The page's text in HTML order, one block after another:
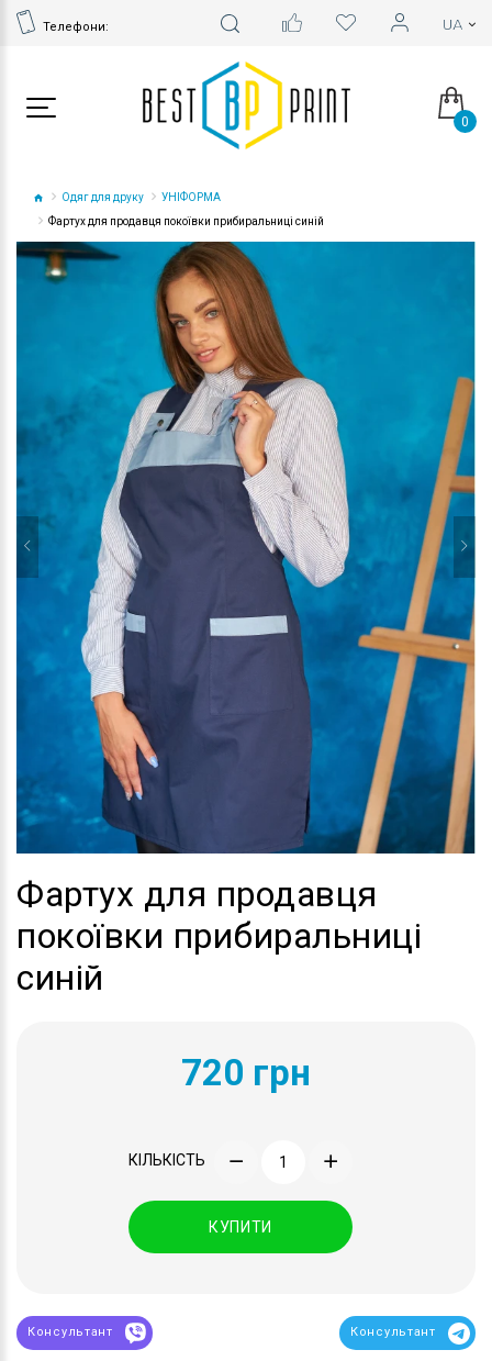
Телефони:
0
Одяг для друку
УНІФОРМА
Фартух для продавця покоївки прибиральниці синій
Фартух для продавця
покоївки прибиральниці
синій
720 грн
КІЛЬКІСТЬ
КУПИТИ
Консультант Консультант